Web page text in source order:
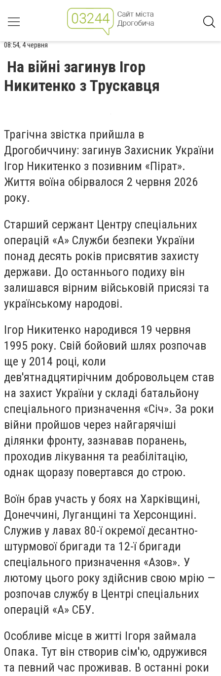
08:54, 4 червня
На війні загинув Ігор
Никитенко з Трускавця
Трагічна звістка прийшла в
Дрогобиччину: загинув Захисник України
Ігор Никитенко з позивним «Пірат».
Життя воїна обірвалося 2 червня 2026
року.
Старший сержант Центру спеціальних
операцій «А» Служби безпеки України
понад десять років присвятив захисту
держави. До останнього подиху він
залишався вірним військовій присязі та
українському народові.
Ігор Никитенко народився 19 червня
1995 року. Свій бойовий шлях розпочав
ще у 2014 році, коли
дев'ятнадцятирічним добровольцем став
на захист України у складі батальйону
спеціального призначення «Січ». За роки
війни пройшов через найгарячіші
ділянки фронту, зазнавав поранень,
проходив лікування та реабілітацію,
однак щоразу повертався до строю.
Воїн брав участь у боях на Харківщині,
Донеччині, Луганщині та Херсонщині.
Служив у лавах 80-ї окремої десантно-
штурмової бригади та 12-ї бригади
спеціального призначення «Азов». У
лютому цього року здійснив свою мрію —
розпочав службу в Центрі спеціальних
операцій «А» СБУ.
Особливе місце в житті Ігоря займала
Опака. Тут він створив сім'ю, одружився
та певний час проживав. В останні роки